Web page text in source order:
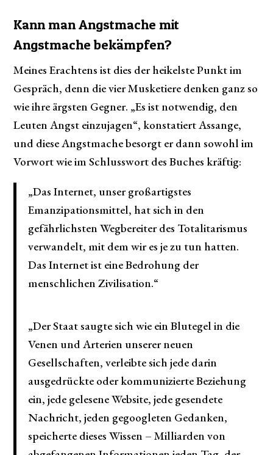
Kann man Angstmache mit
Angstmache bekämpfen?
Meines Erachtens ist dies der heikelste Punkt im
Gespräch, denn die vier Musketiere denken ganz so
wie ihre ärgsten Gegner. „Es ist notwendig, den
Leuten Angst einzujagen“, konstatiert Assange,
und diese Angstmache besorgt er dann sowohl im
Vorwort wie im Schlusswort des Buches kräftig:
„Das Internet, unser großartigstes
Emanzipationsmittel, hat sich in den
gefährlichsten Wegbereiter des Totalitarismus
verwandelt, mit dem wir es je zu tun hatten.
Das Internet ist eine Bedrohung der
menschlichen Zivilisation.“
„Der Staat saugte sich wie ein Blutegel in die
Venen und Arterien unserer neuen
Gesellschaften, verleibte sich jede darin
ausgedrückte oder kommunizierte Beziehung
ein, jede gelesene Website, jede gesendete
Nachricht, jeden gegoogleten Gedanken,
speicherte dieses Wissen – Milliarden von